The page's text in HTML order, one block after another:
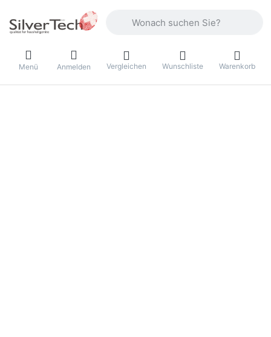
Menü Anmelden Vergleichen Wunschliste Warenkorb